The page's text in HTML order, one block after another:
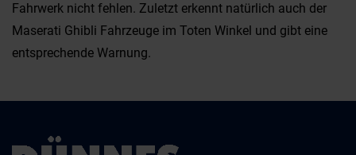
Fahrwerk nicht fehlen. Zuletzt erkennt natürlich auch der
Maserati Ghibli Fahrzeuge im Toten Winkel und gibt eine
entsprechende Warnung.